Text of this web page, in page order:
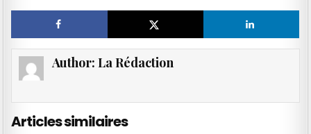
Author: La Rédaction
Articles similaires